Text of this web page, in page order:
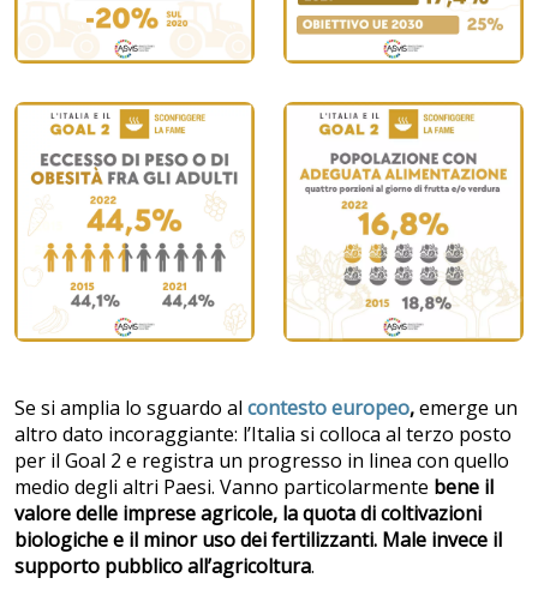
Se si amplia lo sguardo al contesto europeo,emerge un
altro dato incoraggiante: l’Italia si colloca al terzo posto
per il Goal 2 e registra un progresso in linea con quello
medio degli altri Paesi. Vanno particolarmente bene il
valore delle imprese agricole, la quota di coltivazioni
biologiche e il minor uso dei fertilizzanti. Male invece il
supporto pubblico all’agricoltura.